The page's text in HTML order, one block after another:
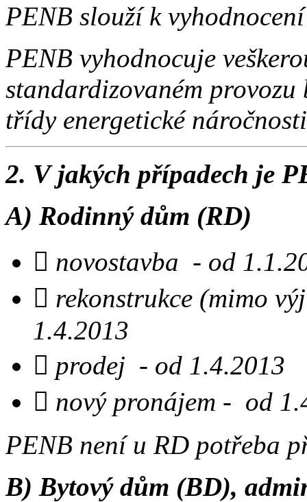
PENB slouží k
PENB vyhodnocuje
standardizovaném
třídy energetické
2. V jakých případech je
A) Rodinný dům (RD)
 novostavba - od
 rekonstrukce (mimo
1.4.2013
 prodej - od 1.4.2013
 nový pronájem - od
PENB není u RD potřeba
B) Bytový dům (BD),